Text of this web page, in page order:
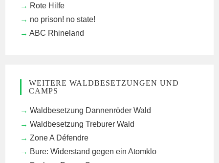
Rote Hilfe
no prison! no state!
ABC Rhineland
WEITERE WALDBESETZUNGEN UND
CAMPS
Waldbesetzung Dannenröder Wald
Waldbesetzung Treburer Wald
Zone A Défendre
Bure: Widerstand gegen ein Atomklo